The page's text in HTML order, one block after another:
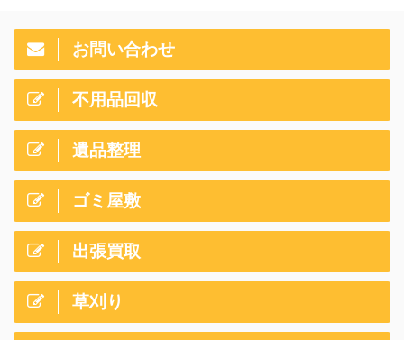
お問い合わせ
不用品回収
遺品整理
ゴミ屋敷
出張買取
草刈り